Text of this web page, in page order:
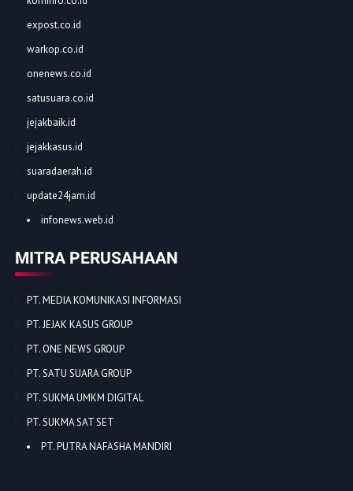
expost.co.id
warkop.co.id
onenews.co.id
satusuara.co.id
jejakbaik.id
jejakkasus.id
suaradaerah.id
update24jam.id
infonews.web.id
MITRA PERUSAHAAN
PT. MEDIA KOMUNIKASI INFORMASI
PT. JEJAK KASUS GROUP
PT. ONE NEWS GROUP
PT. SATU SUARA GROUP
PT. SUKMA UMKM DIGITAL
PT. SUKMA SAT SET
PT. PUTRA NAFASHA MANDIRI